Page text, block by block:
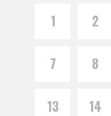
1 2
7 8
13 14